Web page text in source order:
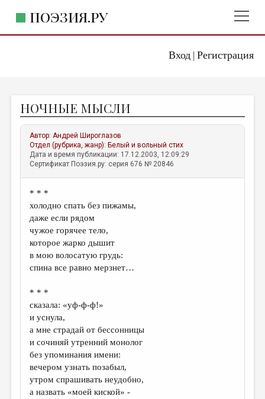
Вход| Регистрация
ПОЭЗИЯ.РУ
ЖАНРЫ
АВТОРЫ
КОММЕНТАРИИ
ЛИТСАЛОН
НОВОСТИ
ПРАВИЛА САЙТА
ОТДЕЛЫ И РУБРИКИ
ИЗБРАННОЕ
ПРОИЗВЕДЕНИЯ
ПЕРЕВОДЫ
КОНКУРСЫ
ДЕТСКАЯ КОМНАТА
КНИЖНАЯ ПОЛКА
НОЧНЫЕ МЫСЛИ
Автор:Андрей Широглазов
Отдел (рубрика, жанр): Белый и вольный стих
Дата и время публикации: 17.12.2003, 12:09:29
Сертификат Поэзия.ру: серия 676 № 20846
* * *
холодно спать без пижамы,
даже если рядом
чужое горячее тело,
которое жарко дышит
в мою волосатую грудь:
спина все равно мерзнет…
* * *
сказала: «уф-ф-ф!»
и уснула,
а мне страдай от бессонницы
и сочиняй утренний монолог
без упоминания имени:
вечером узнать позабыл,
утром спрашивать неудобно,
а назвать «моей киской» -